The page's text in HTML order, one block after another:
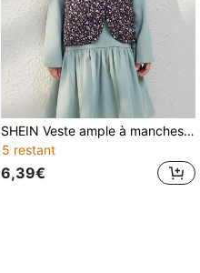
SHEIN Veste ample à manches longues pour automne/hiver avec garniture en dentelle florale vintage française élégante pour jeunes filles
5 restant
6,39€